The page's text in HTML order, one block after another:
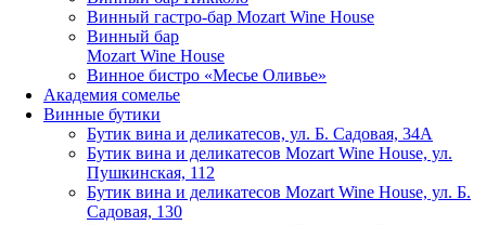
Винный гастро-бар Mozart Wine House
Винный бар
Mozart Wine House
Винное бистро «Месье Оливье»
Академия сомелье
Винные бутики
Бутик вина и деликатесов, ул. Б. Садовая, 34А
Бутик вина и деликатесов Mozart Wine House, ул.
Пушкинская, 112
Бутик вина и деликатесов Mozart Wine House, ул. Б.
Садовая, 130